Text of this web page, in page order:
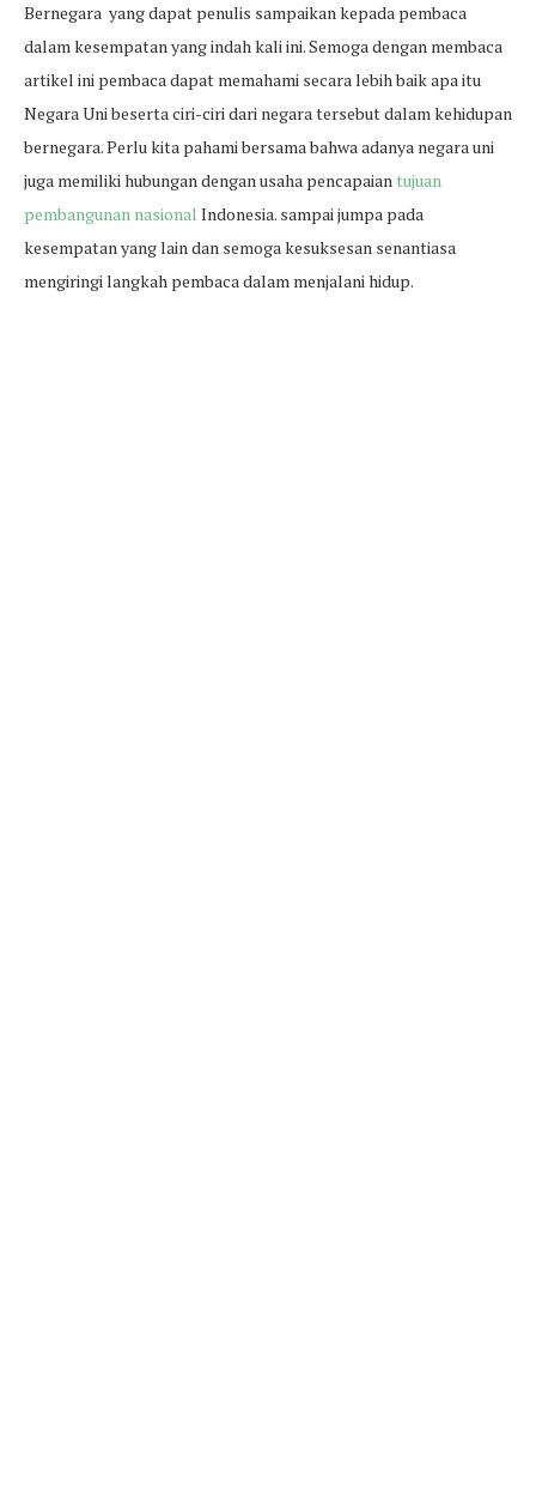
Bernegara yang dapat penulis sampaikan kepada pembaca
dalam kesempatan yang indah kali ini. Semoga dengan membaca
artikel ini pembaca dapat memahami secara lebih baik apa itu
Negara Uni beserta ciri-ciri dari negara tersebut dalam kehidupan
bernegara. Perlu kita pahami bersama bahwa adanya negara uni
juga memiliki hubungan dengan usaha pencapaiantujuan
pembangunan nasional Indonesia. sampai jumpa pada
kesempatan yang lain dan semoga kesuksesan senantiasa
mengiringi langkah pembaca dalam menjalani hidup.